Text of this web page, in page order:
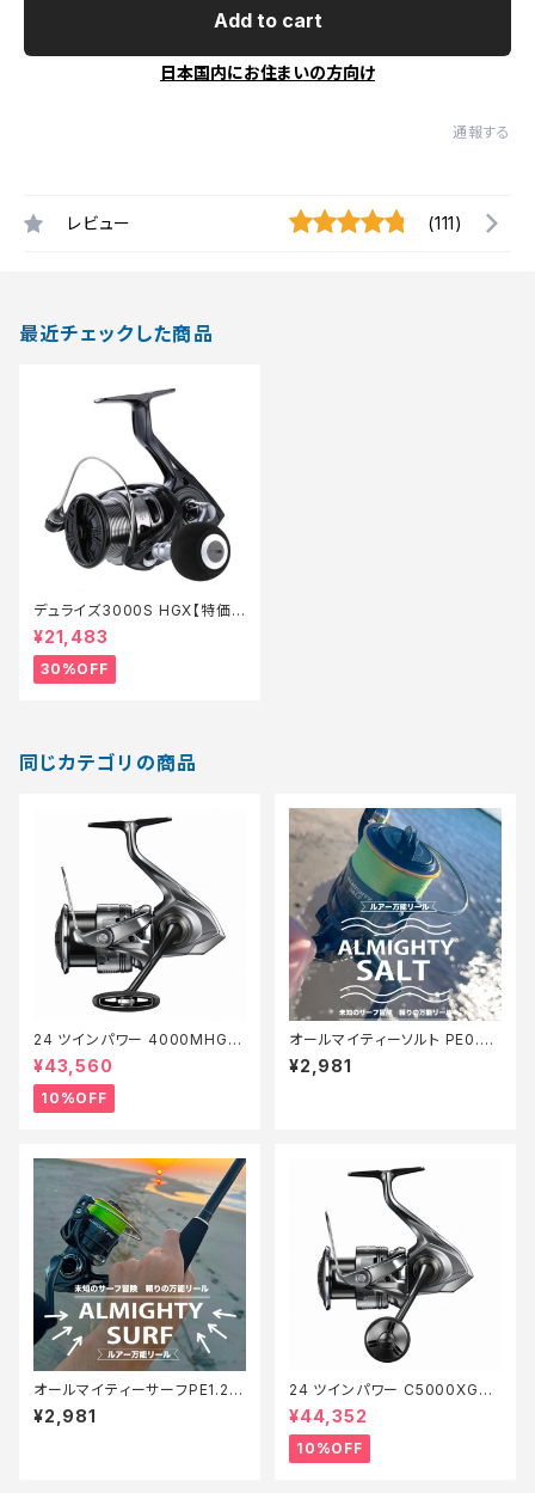
Add to cart
日本国内にお住まいの方向け
通報する
レビュー (111)
最近チェックした商品
デュライズ3000S HGX【特価リ
ール】【30】
¥21,483
30%OFF
同じカテゴリの商品
24 ツインパワー 4000MHG
【継続セール_リール】【10】
¥43,560
10%OFF
オールマイティーソルト PE0.8
号150m Tオリ
¥2,981
オールマイティーサーフPE1.2 2
00m【Tオリ】
¥2,981
24 ツインパワー C5000XG
【継続セール_リール】【10】
¥44,352
10%OFF